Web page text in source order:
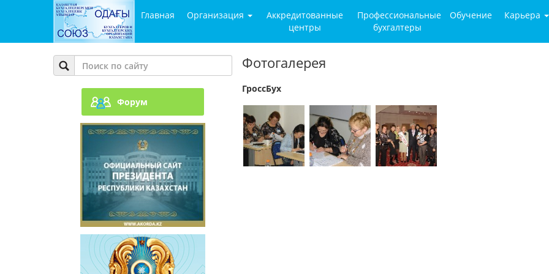
Главная Организация
Аккредитованные
центры
Профессиональные
бухгалтеры
Обучение Карьера
Форум
Фотогалерея
ГроссБух